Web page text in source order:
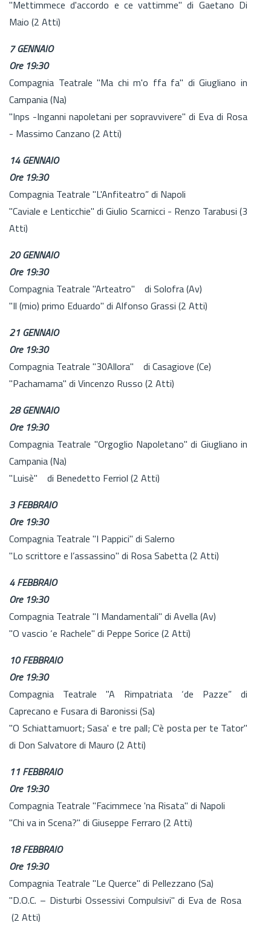
"Mettimmece d'accordo e ce vattimme" di Gaetano Di
Maio (2 Atti)
7 GENNAIO
Ore 19:30
Compagnia Teatrale "Ma chi m'o ffa fa" di Giugliano in
Campania (Na)
"Inps -Inganni napoletani per sopravvivere" di Eva di Rosa
- Massimo Canzano (2 Atti)
14 GENNAIO
Ore 19:30
Compagnia Teatrale "L'Anfiteatro” di Napoli
"Caviale e Lenticchie" di Giulio Scarnicci - Renzo Tarabusi (3
Atti)
20 GENNAIO
Ore 19:30
Compagnia Teatrale "Arteatro" di Solofra (Av)
"Il (mio) primo Eduardo" di Alfonso Grassi (2 Atti)
21 GENNAIO
Ore 19:30
Compagnia Teatrale "30Allora" di Casagiove (Ce)
"Pachamama" di Vincenzo Russo (2 Atti)
28 GENNAIO
Ore 19:30
Compagnia Teatrale "Orgoglio Napoletano" di Giugliano in
Campania (Na)
"Luisè" di Benedetto Ferriol (2 Atti)
3 FEBBRAIO
Ore 19:30
Compagnia Teatrale "I Pappici" di Salerno
"Lo scrittore e l’assassino" di Rosa Sabetta (2 Atti)
4 FEBBRAIO
Ore 19:30
Compagnia Teatrale "I Mandamentali" di Avella (Av)
"O vascio ‘e Rachele" di Peppe Sorice (2 Atti)
10 FEBBRAIO
Ore 19:30
Compagnia Teatrale "A Rimpatriata ‘de Pazze” di
Caprecano e Fusara di Baronissi (Sa)
"O Schiattamuort; Sasa' e tre pall; C'è posta per te Tator"
di Don Salvatore di Mauro (2 Atti)
11 FEBBRAIO
Ore 19:30
Compagnia Teatrale "Facimmece 'na Risata" di Napoli
"Chi va in Scena?" di Giuseppe Ferraro (2 Atti)
18 FEBBRAIO
Ore 19:30
Compagnia Teatrale "Le Querce" di Pellezzano (Sa)
"D.O.C. – Disturbi Ossessivi Compulsivi" di Eva de Rosa
(2 Atti)